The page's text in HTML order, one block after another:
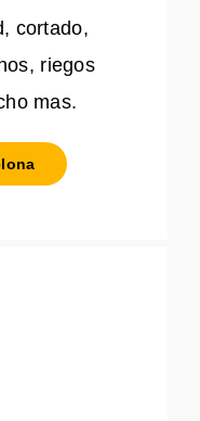
cortado,
riegos
mas.